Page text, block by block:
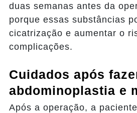
duas semanas antes da
porque essas substâncias
cicatrização e aumentar o
complicações.
Cuidados após
abdominoplastia e
Após a operação, a